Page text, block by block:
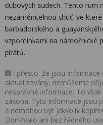
dubových sudech. Tento rum
nezaměnitelnou chuť, ve
barbadorského a
vzpomínkami na námořnické
pirátů.
I přesto, že jsou informace
aktualizovány, nemůžeme
nesprávné informace. To
zákona. Tyto informace jsou
a nemohou být jakkoliv
DonPealo ani bez řádného